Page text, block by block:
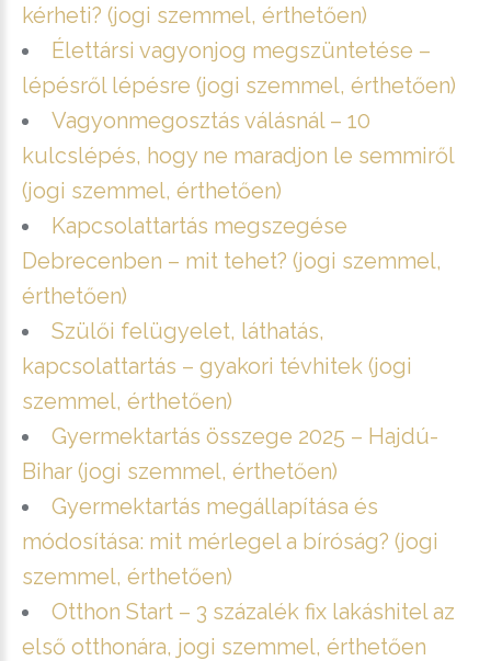
kérheti? (jogi szemmel, érthetően)
Élettársi vagyonjog megszüntetése –
lépésről lépésre (jogi szemmel, érthetően)
Vagyonmegosztás válásnál – 10
kulcslépés, hogy ne maradjon le semmiről
(jogi szemmel, érthetően)
Kapcsolattartás megszegése
Debrecenben – mit tehet? (jogi szemmel,
érthetően)
Szülői felügyelet, láthatás,
kapcsolattartás – gyakori tévhitek (jogi
szemmel, érthetően)
Gyermektartás összege 2025 – Hajdú-
Bihar (jogi szemmel, érthetően)
Gyermektartás megállapítása és
módosítása: mit mérlegel a bíróság? (jogi
szemmel, érthetően)
Otthon Start – 3 százalék fix lakáshitel az
első otthonára, jogi szemmel, érthetően